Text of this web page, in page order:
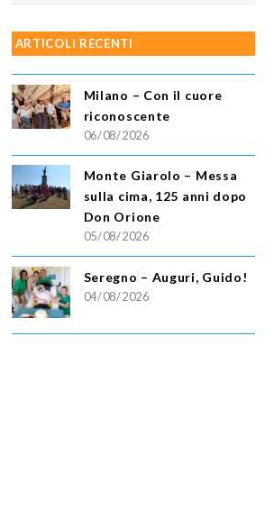
ARTICOLI RECENTI
Milano – Con il cuore
riconoscente
06/08/2026
Monte Giarolo – Messa
sulla cima, 125 anni dopo
Don Orione
05/08/2026
Seregno – Auguri, Guido!
04/08/2026